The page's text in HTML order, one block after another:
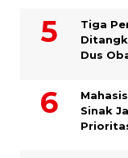
Tiga
Dus
Sinak